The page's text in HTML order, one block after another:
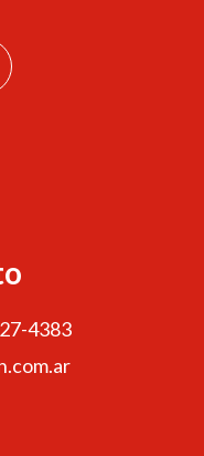
4383